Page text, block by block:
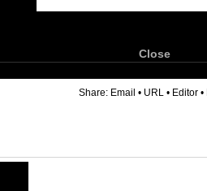
Close
Share: Email • URL • Editor •